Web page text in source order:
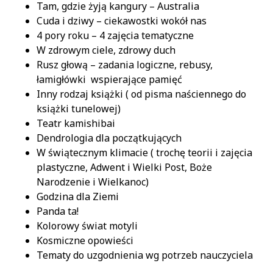
Tam, gdzie żyją kangury – Australia
Cuda i dziwy – ciekawostki wokół nas
4 pory roku – 4 zajęcia tematyczne
W zdrowym ciele, zdrowy duch
Rusz głową – zadania logiczne, rebusy,
łamigłówki wspierające pamięć
Inny rodzaj książki ( od pisma naściennego do
książki tunelowej)
Teatr kamishibai
Dendrologia dla początkujących
W świątecznym klimacie ( trochę teorii i zajęcia
plastyczne, Adwent i Wielki Post, Boże
Narodzenie i Wielkanoc)
Godzina dla Ziemi
Panda ta!
Kolorowy świat motyli
Kosmiczne opowieści
Tematy do uzgodnienia wg potrzeb nauczyciela